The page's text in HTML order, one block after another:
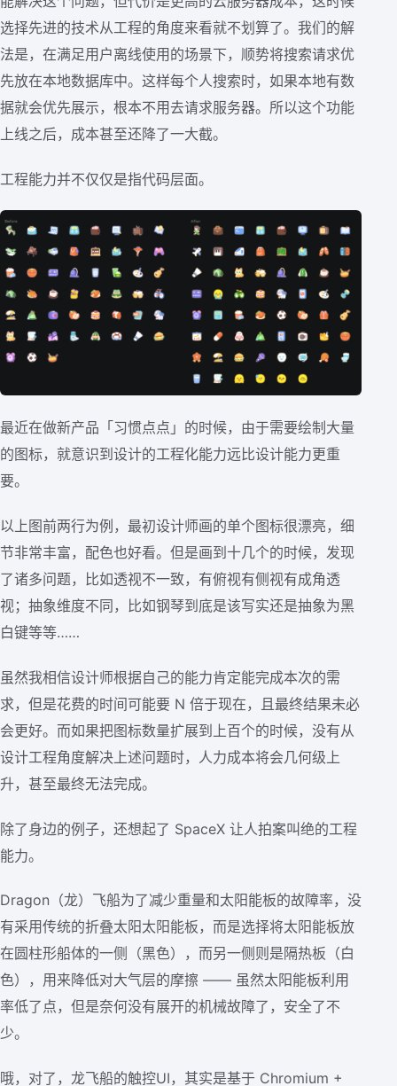
选择先进的技术从工程的角度来看就不划算了。我们的解
法是，在满足用户离线使用的场景下，顺势将搜索请求优
先放在本地数据库中。这样每个人搜索时，如果本地有数
据就会优先展示，根本不用去请求服务器。所以这个功能
上线之后，成本甚至还降了一大截。
工程能力并不仅仅是指代码层面。
最近在做新产品「习惯点点」的时候，由于需要绘制大量
的图标，就意识到设计的工程化能力远比设计能力更重
要。
以上图前两行为例，最初设计师画的单个图标很漂亮，细
节非常丰富，配色也好看。但是画到十几个的时候，发现
了诸多问题，比如透视不一致，有俯视有侧视有成角透
视；抽象维度不同，比如钢琴到底是该写实还是抽象为黑
白键等等……
虽然我相信设计师根据自己的能力肯定能完成本次的需
求，但是花费的时间可能要 N 倍于现在，且最终结果未必
会更好。而如果把图标数量扩展到上百个的时候，没有从
设计工程角度解决上述问题时，人力成本将会几何级上
升，甚至最终无法完成。
除了身边的例子，还想起了 SpaceX 让人拍案叫绝的工程
能力。
Dragon（龙）飞船为了减少重量和太阳能板的故障率，没
有采用传统的折叠太阳太阳能板，而是选择将太阳能板放
在圆柱形船体的一侧（黑色），而另一侧则是隔热板（白
色），用来降低对大气层的摩擦 —— 虽然太阳能板利用
率低了点，但是奈何没有展开的机械故障了，安全了不
少。
哦，对了，龙飞船的触控UI，其实是基于 Chromium +